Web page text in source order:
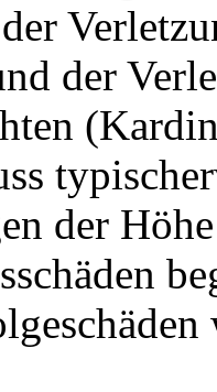
der
der
der